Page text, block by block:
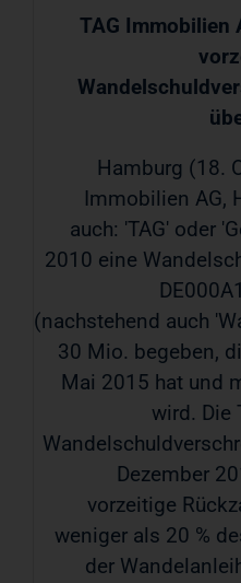
TAG Immobilien
Hamburg (18.
Immobilien AG,
auch: 'TAG' oder
2010 eine
(nachstehend auch
30 Mio. begeben,
Mai 2015 hat und
wird. Die
Dezember
vorzeitige
weniger als 20 %
der